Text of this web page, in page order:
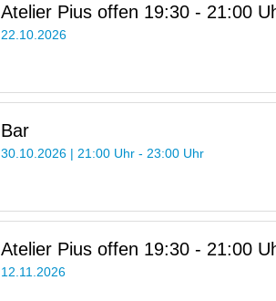
Atelier Pius offen 19:30 - 21:00
22.10.2026
Bar
30.10.2026 | 21:00 Uhr - 23:00 Uhr
Atelier Pius offen 19:30 - 21:00
12.11.2026